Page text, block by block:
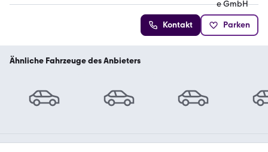
Kontakt Parken
Ähnliche Fahrzeuge des Anbieters